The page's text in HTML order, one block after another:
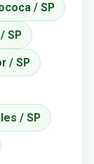
/ SP
SP
/ SP
/ SP